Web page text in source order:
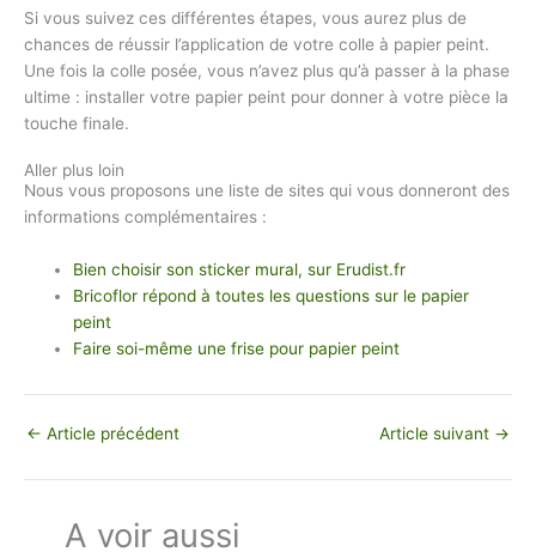
Si vous suivez ces différentes étapes, vous aurez plus de
chances de réussir l’application de votre colle à papier peint.
Une fois la colle posée, vous n’avez plus qu’à passer à la phase
ultime : installer votre papier peint pour donner à votre pièce la
touche finale.
Aller plus loin
Nous vous proposons une liste de sites qui vous donneront des
informations complémentaires :
Bien choisir son sticker mural, sur Erudist.fr
Bricoflor répond à toutes les questions sur le papier
peint
Faire soi-même une frise pour papier peint
← Article précédent Article suivant →
A voir aussi